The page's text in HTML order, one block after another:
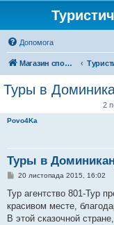
Допомога
Магазин спорядження
Туры в
2
Povo4Ka
Туры в
П
в
д
о
20 листопада 2015, 16:02
Тур агентство 801-Тур
красивом месте,
В этой сказочной